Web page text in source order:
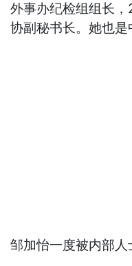
外事办纪检组组长
协副秘书长。她也是
邹加怡一度被内部人